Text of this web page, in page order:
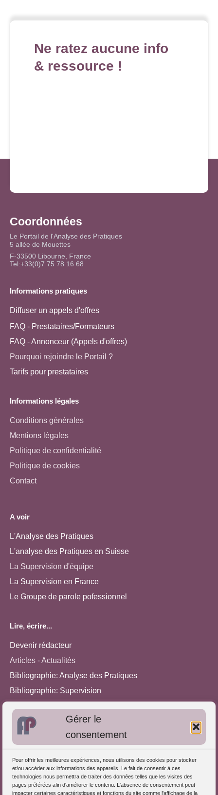
Gérer le
consentement
Pour offrir les meilleures expériences, nous utilisons des cookies pour stocker
et/ou accéder aux informations des appareils. Le fait de consentir à ces
technologies nous permettra de traiter des données telles que les visites des
pages préférées afin d'améliorer le contenu. L'absence de consentement peut
impacter certaines caractéristiques et fonctions du site comme l'affichage de la
Ne ratez aucune info
& ressource !
Coordonnées
Le Portail de l'Analyse des Pratiques
5 allée de Mouettes
F-33500 Libourne, France
Tel:+33(0)7 75 78 16 68
Informations pratiques
Diffuser un appels d'offres
FAQ - Prestataires/Formateurs
FAQ - Annonceur (Appels d'offres)
Pourquoi rejoindre le Portail ?
Tarifs pour prestataires
Informations légales
Conditions générales
Mentions légales
Politique de confidentialité
Politique de cookies
Contact
A voir
L'Analyse des Pratiques
L'analyse des Pratiques en Suisse
La Supervision d'équipe
La Supervision en France
Le Groupe de parole pofessionnel
Lire, écrire...
Devenir rédacteur
Articles - Actualités
Bibliographie: Analyse des Pratiques
Bibliographie: Supervision
Approches de l'Analyse des pratiques
S'inscrire dans l'Annuaire
Publiez vos formations